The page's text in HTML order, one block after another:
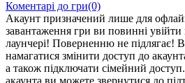
Коментарі до гри(0)
Акаунт призначений лише для
завантаження гри ви повинні
лаунчері! Поверненню не підлягає!
намагатися змінити доступ до
а також підключати сімейний
акаунта ви можете звернутися до